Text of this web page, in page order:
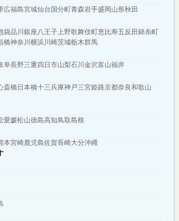
広福島宮城仙台 国分町青森岩手盛岡山形秋田
袋品川 銀座八王子上野歌舞伎町恵比寿五反田錦糸町
橋神奈川 横浜川崎茨城栃木群馬
阜長野三重四日市山梨石川 金沢富山福井
斎橋日本橋十三兵庫神戸三宮姫路京都奈良和歌山
愛媛松山徳島高知鳥取島根
本宮崎鹿児島佐賀長崎大分沖縄